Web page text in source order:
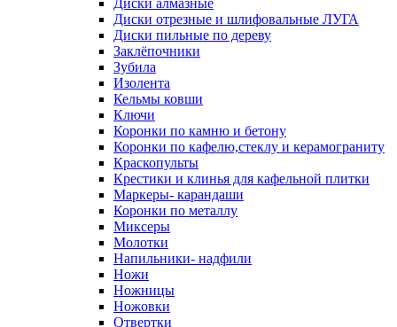
Диски алмазные
Диски отрезные и шлифовальные ЛУГА
Диски пильные по дереву
Заклёпочники
Зубила
Изолента
Кельмы ковши
Ключи
Коронки по камню и бетону
Коронки по кафелю,стеклу и керамограниту
Краскопульты
Крестики и клинья для кафельной плитки
Маркеры- карандаши
Коронки по металлу
Миксеры
Молотки
Напильники- надфили
Ножи
Ножницы
Ножовки
Отвертки